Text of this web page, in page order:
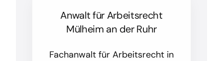
Anwalt für Arbeitsrecht
Mülheim an der Ruhr
Fachanwalt für Arbeitsrecht in